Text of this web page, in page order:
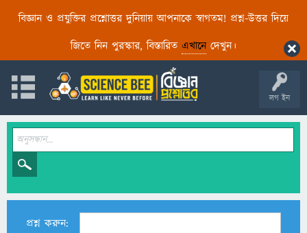
বিজ্ঞান ও প্রযুক্তির প্রশ্নোত্তর দুনিয়ায় আপনাকে স্বাগতম! প্রশ্ন-উত্তর দিয়ে
জিতে নিন পুরস্কার, বিস্তারিত এখানেদেখুন।
লগ ইন
প্রশ্ন করুন: